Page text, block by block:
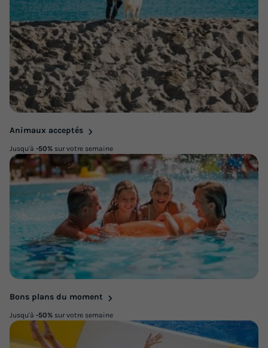
Animaux acceptés
Jusqu'à -50% sur votre semaine
Bons plans du moment
Jusqu'à -50% sur votre semaine